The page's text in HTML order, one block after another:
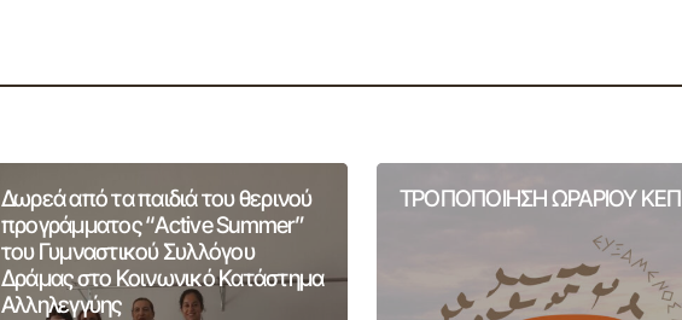
Δωρεά από τα παιδιά του θερινού
προγράμματος “Active Summer”
του Γυμναστικού Συλλόγου
Δράμας στο Κοινωνικό Κατάστημα
Αλληλεγγύης
ΤΡΟΠΟΠΟΙΗΣΗ ΩΡΑΡΙΟΥ ΚΕΠ